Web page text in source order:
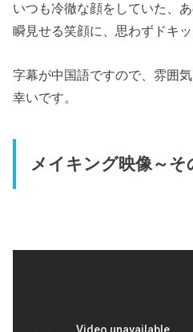
いつも冷徹な顔をしていた、
瞬見せる笑顔に、思わずドキッ
字幕が中国語ですので、雰囲
幸いです。
メイキング映像～そ